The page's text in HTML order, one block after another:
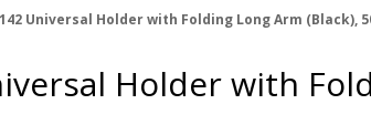
Universal Holder with Folding Long Arm (Black),
Holder with